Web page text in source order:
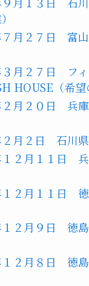
７月２７日 富
３月２７日 フ
HOUSE（希望
２月２０日 兵
２月２日 石川
１２月１１日
１２月１１日
１２月９日 徳
１２月８日 徳